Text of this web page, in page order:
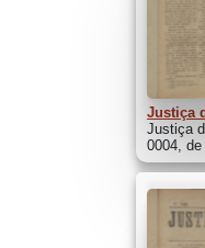
Justiça
Justiça
0004,